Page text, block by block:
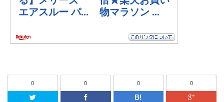
0
Twitter
0
Facebook
0
はてなブッ
0